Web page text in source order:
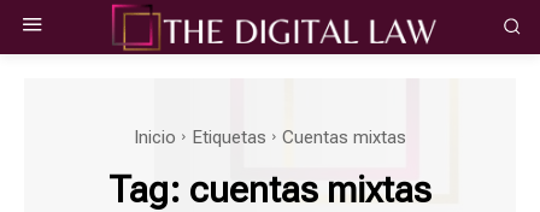
Inicio Etiquetas Cuentas mixtas
Tag: cuentas mixtas